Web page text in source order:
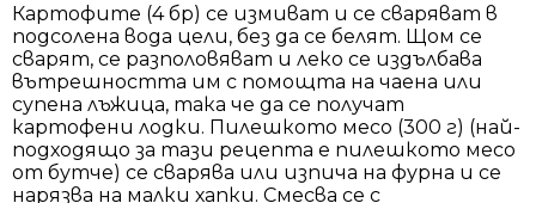
Картофите (4 бр) се измиват и се сваряват в
подсолена вода цели, без да се белят. Щом се
сварят, се разполовяват и леко се издълбава
вътрешността им с помощта на чаена или
супена лъжица, така че да се получат
картофени лодки. Пилешкото месо (300 г) (най-
подходящо за тази рецепта е пилешкото месо
от бутче) се сварява или изпича на фурна и се
нарязва на малки хапки. Смесва се с